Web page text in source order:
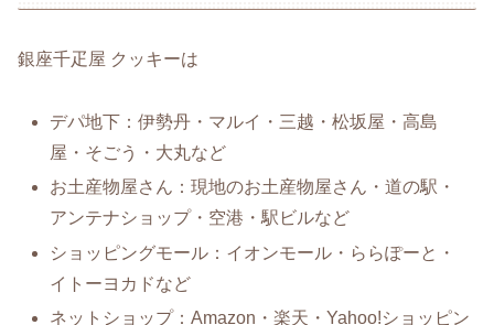
銀座千疋屋 クッキーは
デパ地下：伊勢丹・マルイ・三越・松坂屋・高島
屋・そごう・大丸など
お土産物屋さん：現地のお土産物屋さん・道の駅・
アンテナショップ・空港・駅ビルなど
ショッピングモール：イオンモール・ららぽーと・
イトーヨカドなど
ネットショップ：Amazon・楽天・Yahoo!ショッピン